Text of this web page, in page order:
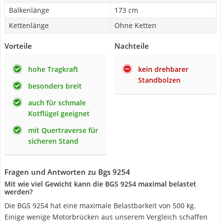
Balkenlänge
173 cm
Kettenlänge
Ohne Ketten
Vorteile
hohe Tragkraft
besonders breit
auch für schmale
Kotflügel geeignet
mit Quertraverse für
sicheren Stand
Nachteile
kein drehbarer
Standbolzen
Fragen und Antworten zu Bgs 9254
Mit wie viel Gewicht kann die BGS 9254 maximal belastet
werden?
Die BGS 9254 hat eine maximale Belastbarkeit von 500 kg.
Einige wenige Motorbrücken aus unserem Vergleich schaffen